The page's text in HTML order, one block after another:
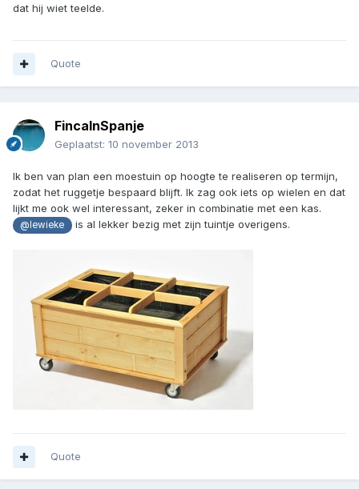
dat hij wiet teelde.
Quote
FincaInSpanje
Geplaatst: 10 november 2013
Ik ben van plan een moestuin op hoogte te realiseren op termijn,
zodat het ruggetje bespaard blijft. Ik zag ook iets op wielen en dat
lijkt me ook wel interessant, zeker in combinatie met een kas.
@lewieke is al lekker bezig met zijn tuintje overigens.
Quote